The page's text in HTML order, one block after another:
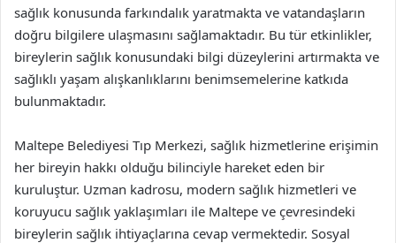
sağlık konusunda farkındalık yaratmakta ve vatandaşların
doğru bilgilere ulaşmasını sağlamaktadır. Bu tür etkinlikler,
bireylerin sağlık konusundaki bilgi düzeylerini artırmakta ve
sağlıklı yaşam alışkanlıklarını benimsemelerine katkıda
bulunmaktadır.
Maltepe Belediyesi Tıp Merkezi, sağlık hizmetlerine erişimin
her bireyin hakkı olduğu bilinciyle hareket eden bir
kuruluştur. Uzman kadrosu, modern sağlık hizmetleri ve
koruyucu sağlık yaklaşımları ile Maltepe ve çevresindeki
bireylerin sağlık ihtiyaçlarına cevap vermektedir. Sosyal